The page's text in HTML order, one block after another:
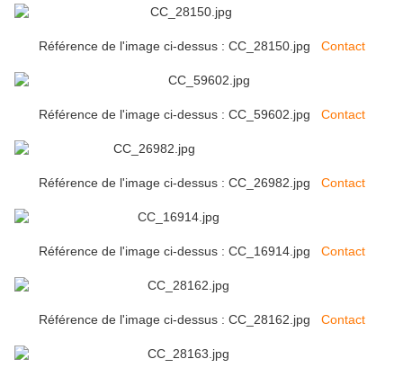
Référence de l'image ci-dessus : CC_28150.jpg Contact
Référence de l'image ci-dessus : CC_59602.jpg Contact
Référence de l'image ci-dessus : CC_26982.jpg Contact
Référence de l'image ci-dessus : CC_16914.jpg Contact
Référence de l'image ci-dessus : CC_28162.jpg Contact